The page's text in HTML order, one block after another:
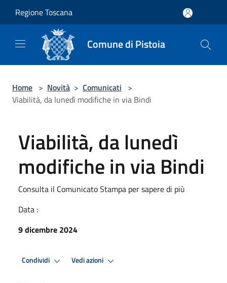
Regione Toscana
Comune di Pistoia
Home > Novità > Comunicati >
Viabilità, da lunedì modifiche in via Bindi
Viabilità, da lunedì
modifiche in via Bindi
Consulta il Comunicato Stampa per sapere di più
Data :
9 dicembre 2024
Condividi Vedi azioni